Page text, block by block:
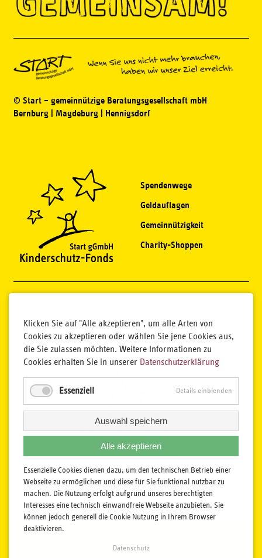
© Start – gemeinnützige Beratungsgesellschaft mbH
Bernburg | Magdeburg | Hennigsdorf
Spendenwege
Geldauflagen
Gemeinnützigkeit
Charity-Shoppen
Klicken Sie auf "Alle akzeptieren", um alle Arten von
Cookies zu akzeptieren oder wählen Sie jene Cookies aus,
die Sie zulassen möchten. Weitere Informationen zu
Cookies erhalten Sie in unserer Datenschutzerklärung
Essenziell Details einblenden
Auswahl speichern
Alle akzeptieren
Essenzielle Cookies dienen dazu, um den technischen Betrieb einer
Webseite zu ermöglichen und diese für Sie funktional nutzbar zu
machen. Die Nutzung erfolgt aufgrund unseres berechtigten
Interesses eine technisch einwandfreie Webseite anzubieten. Sie
können jedoch generell die Cookie Nutzung in Ihrem Browser
deaktivieren.
Datenschutz